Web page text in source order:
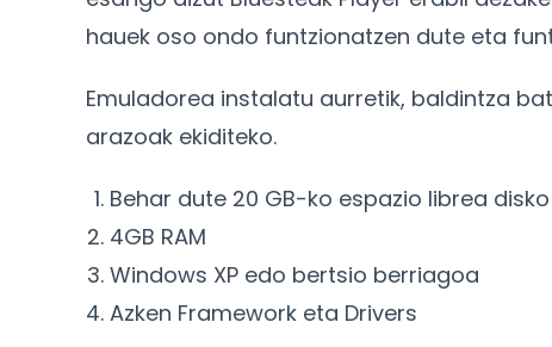
hauek oso ondo funtzionatzen dute eta
Emuladorea instalatu aurretik, baldintza
arazoak ekiditeko.
Behar dute 20 GB-ko espazio librea
4GB RAM
Windows XP edo bertsio berriagoa
Azken Framework eta Drivers